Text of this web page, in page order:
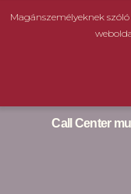
Magánszemélyeknek
Call Center